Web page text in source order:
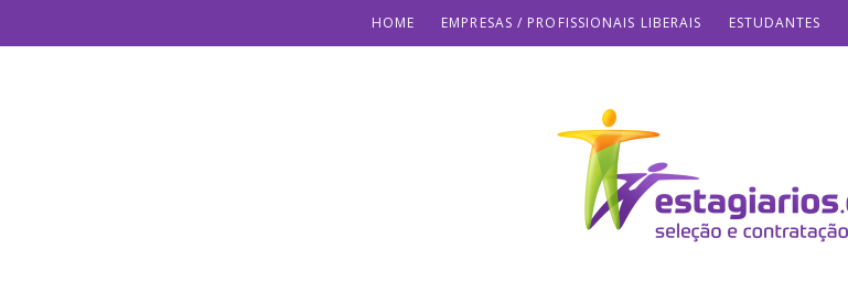
HOME EMPRESAS / PROFISSIONAIS LIBERAIS ESTUDANTES